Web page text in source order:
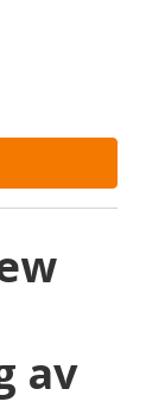
av